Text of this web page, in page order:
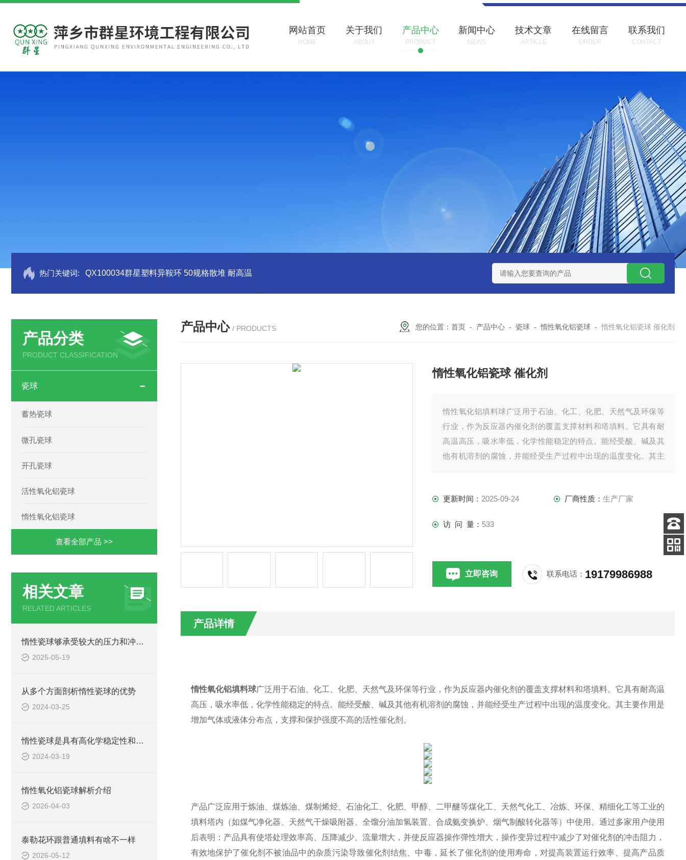
网站首页
HOME
关于我们
ABOUT
产品中心
PRODUCT
新闻中心
NEWS
技术文章
ARTICLE
在线留言
ORDER
联系我们
CONTACT
热门关键词: QX100034群星塑料异鞍环 50规格散堆 耐高温 QX100031白色19规格塑料鲍尔环 耐高温 散装填料 蜂窝陶瓷
产品分类
PRODUCT CLASSIFICATION
瓷球
蓄热瓷球
微孔瓷球
开孔瓷球
活性氧化铝瓷球
惰性氧化铝瓷球
查看全部产品 >>
相关文章
RELATED ARTICLES
惰性瓷球够承受较大的压力和冲击力
2025-05-19
从多个方面剖析惰性瓷球的优势
2024-03-25
惰性瓷球是具有高化学稳定性和热稳定性的物质
2024-03-19
惰性氧化铝瓷球解析介绍
2026-04-03
泰勒花环跟普通填料有啥不一样
2026-05-12
产品中心 / PRODUCTS 您的位置： 首页 - 产品中心 - 瓷球 -惰性氧化铝瓷球 -惰性氧化铝瓷球 催化剂
惰性氧化铝瓷球 催化剂
惰性氧化铝填料球广泛用于石油、化工、化肥、天然气及环保等
行业，作为反应器内催化剂的覆盖支撑材料和塔填料。它具有耐
高温高压，吸水率低，化学性能稳定的特点。能经受酸、碱及其
他有机溶剂的腐蚀，并能经受生产过程中出现的温度变化。其主
更新时间： 2025-09-24 厂商性质： 生产厂家
访 问 量： 533
立即咨询 联系电话： 19179986988
产品详情
惰性氧化铝填料球广泛用于石油、化工、化肥、天然气及环保等行业，作为反应器内催化剂的覆盖支撑材料和塔填料。它具有耐高温
高压，吸水率低，化学性能稳定的特点。能经受酸、碱及其他有机溶剂的腐蚀，并能经受生产过程中出现的温度变化。其主要作用是
增加气体或液体分布点，支撑和保护强度不高的活性催化剂。
产品广泛应用于炼油、煤炼油、煤制烯烃、石油化工、化肥、甲醇、二甲醚等煤化工、天然气化工、冶炼、环保、精细化工等工业的
填料塔内（如煤气净化器、天然气干燥吸附器、全馏分油加氢装置、合成氨变换炉、烟气制酸转化器等）中使用。通过多家用户使用
后表明：产品具有使塔处理效率高、压降减少、流量增大，并使反应器操作弹性增大，操作变异过程中减少了对催化剂的冲击阻力，
有效地保护了催化剂不被油品中的杂质污染导致催化剂结焦、中毒，延长了催化剂的使用寿命，对提高装置运行效率、提高产品质
客服
电话